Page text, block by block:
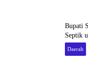
Bupati
Septik
Daerah